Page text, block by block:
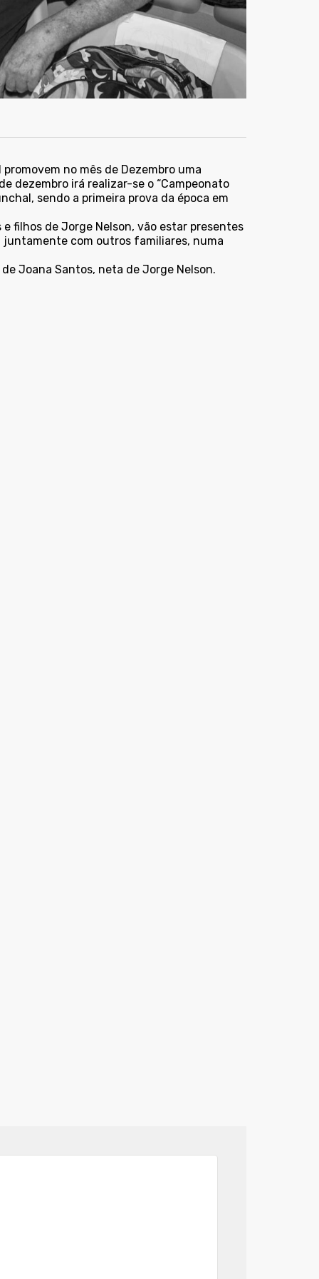
no mês de Dezembro uma
dezembro irá realizar-se o “Campeonato
sendo a primeira prova da época em
filhos de Jorge Nelson, vão estar presentes
juntamente com outros familiares, numa
Joana Santos, neta de Jorge Nelson.